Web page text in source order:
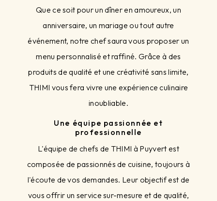
Que ce soit pour un dîner en amoureux, un
anniversaire, un mariage ou tout autre
événement, notre chef saura vous proposer un
menu personnalisé et raffiné. Grâce à des
produits de qualité et une créativité sans limite,
THIMI vous fera vivre une expérience culinaire
inoubliable.
Une équipe passionnée et
professionnelle
L'équipe de chefs de THIMI à Puyvert est
composée de passionnés de cuisine, toujours à
l'écoute de vos demandes. Leur objectif est de
vous offrir un service sur-mesure et de qualité,